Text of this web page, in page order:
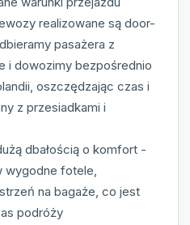
realizowane są door-
pasażera z
i dowozimy bezpośrednio
oszczędzając czas i
z przesiadkami i
dbałością o komfort -
wygodne fotele,
na bagaże, co jest
podróży